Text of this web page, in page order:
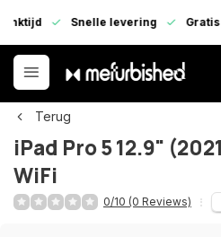
Snelle levering
Terug
iPad Pro 5 12.9"
WiFi
0/10 (0 Reviews)